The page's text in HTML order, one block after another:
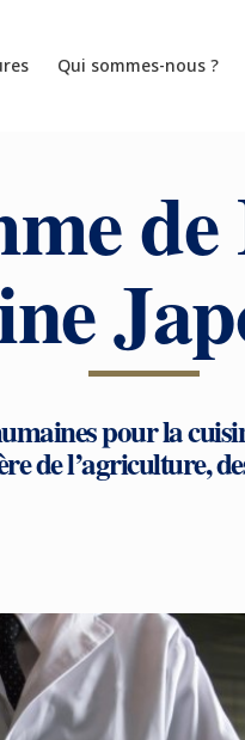
Qui sommes-nous ?
de
pour la
de l’agriculture,